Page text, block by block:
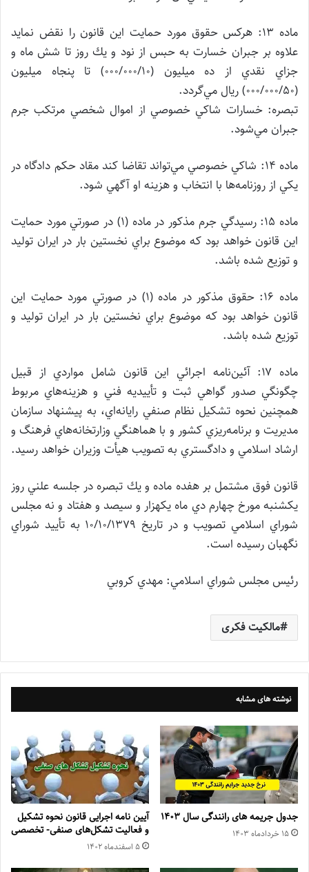
ماده ۱۳: هركس حقوق مورد حمايت اين قانون را نقض نمايد
علاوه بر جبران خسارت به حبس از نود و يك روز تا شش ماه و
جزاي نقدي از ده ميليون (۰۰۰/۰۰۰/۱۰) تا پنجاه میلیون
(۰۰۰/۰۰۰/۵۰) ريال مي‌گردد.
تبصره: خسارات شاكي خصوصي از اموال شخصي مرتكب جرم
جبران مي‌شود.
ماده ۱۴: شاكي خصوصي مي‌تواند تقاضا كند مقاد حكم دادگاه در
يكي از روزنامه‌ها با انتخاب و هزينه او آگهي شود.
ماده ۱۵: رسيدگي جرم مذكور در ماده (۱) در صورتي‌ مورد حمايت
اين قانون خواهد بود كه موضوع براي نخستين بار در ايران توليد
و توزيع شده باشد.
ماده ۱۶: حقوق مذكور در ماده (۱) در صورتي مورد حمايت اين
قانون خواهد بود كه موضوع براي نخستين بار در ايران توليد و
توزيع شده باشد.
ماده ۱۷: آئين‌نامه اجرائي اين قانون شامل مواردي از قبيل
چگونگي صدور گواهي ثبت و تأييديه فني و هزينه‌هاي مربوط
همچنين نحوه تشكيل نظام صنفي رايانه‌اي، به پيشنهاد سازمان
مديريت و برنامه‌ريزي كشور و با هماهنگي وزارتخانه‌هاي فرهنگ و
ارشاد اسلامي و دادگستري به تصويب هيأت وزيران خواهد رسيد.
قانون فوق مشتمل بر هفده ماده و يك تبصره در جلسه علني روز
يكشنبه مورخ چهارم دي ماه يكهزار و سيصد و هفتاد و نه مجلس
شوراي اسلامي تصويب و در تاريخ ۱۰/۱۰/۱۳۷۹ به تأييد شوراي
نگهبان رسيده است.
رئيس مجلس شوراي اسلامي: مهدي كروبي
مالکیت فکری
نوشته های مشابه
جدول جریمه های رانندگی سال ۱۴۰۳
۱۵ خرداد‌ماه ۱۴۰۳
آیین نامه اجرایی قانون نحوه تشکیل
و فعالیت تشکل‌های صنفی- تخصصی
۵ اسفند‌ماه ۱۴۰۲